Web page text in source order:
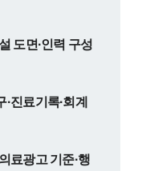
도면·인력 구성
진료기록·회계
료광고 기준·행